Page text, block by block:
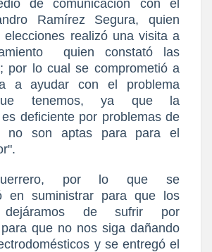
de comunicación con el
Ramírez Segura, quien
realizó una visita a
quien constató las
por lo cual se comprometió a
a ayudar con el problema
tenemos, ya que la
es deficiente por problemas de
no son aptas para para el
por lo que se
en suministrar para que los
dejáramos de sufrir por
que no nos siga dañando
y se entregó el